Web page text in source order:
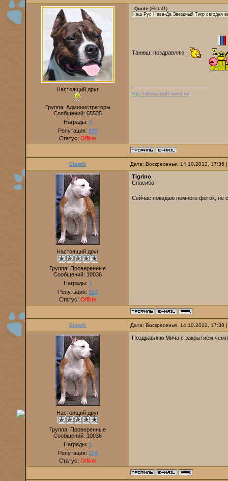
Настоящий друг
Группа: Администраторы
Сообщений: 65535
Награды: 3
Репутация: 890
Статус: Offline
Quote (Elstaf1)
Наш Рус Нева-Да Звездный Тигр сегодня
Танюш, поздравляю
http://alterra-staff.narod.ru/
Elstaf1 Дата: Воскресенье, 14.10.2012,
Настоящий друг
Группа: Проверенные
Сообщений: 10036
Награды: 1
Репутация: 154
Статус: Offline
Tigrino
Спасибо!
Сейчас покидаю немного фоток, не
Elstaf1 Дата: Воскресенье, 14.10.2012,
Настоящий друг
Группа: Проверенные
Сообщений: 10036
Награды: 1
Репутация: 154
Статус: Offline
Поздравляю Мича с закрытием